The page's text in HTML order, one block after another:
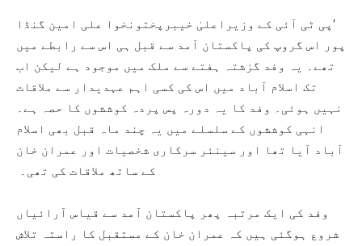
‘پی ٹی آئی کے وزیراعلیٰ خیبرپختونخوا علی امین گنڈا
پور اس گروپ کی پاکستان آمد سے قبل ہی اس سے رابطے میں
تھے۔ یہ وفد گزشتہ ہفتے سے ملک میں موجود ہے لیکن اب
تک اسلام آباد میں اس کی کسی اہم عہدیدار سے ملاقات
نہیں ہوئی۔ وفد کا یہ دورہ پس پردہ کوششوں کا حصہ ہے۔
انہی کوششوں کے سلسلے میں یہ چند ماہ قبل بھی اسلام
آباد آیا تھا اور سینئر سرکاری شخصیات اور عمران خان
کے ساتھ ملاقات کی تھی۔
وفد کی ایک مرتبہ پھر پاکستان آمد سے قیاس آرائیاں
شروع ہوگئی ہیں کہ عمران خان کے مستقبل کا راستہ تلاش